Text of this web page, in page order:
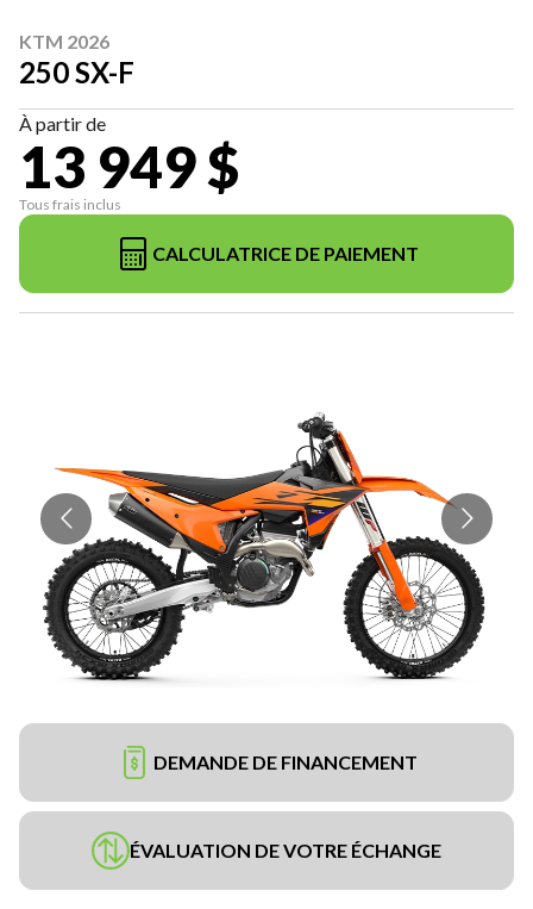
KTM 2026
250 SX-F
À partir de
13 949 $
Tous frais inclus
CALCULATRICE DE PAIEMENT
DEMANDE DE FINANCEMENT
ÉVALUATION DE VOTRE ÉCHANGE